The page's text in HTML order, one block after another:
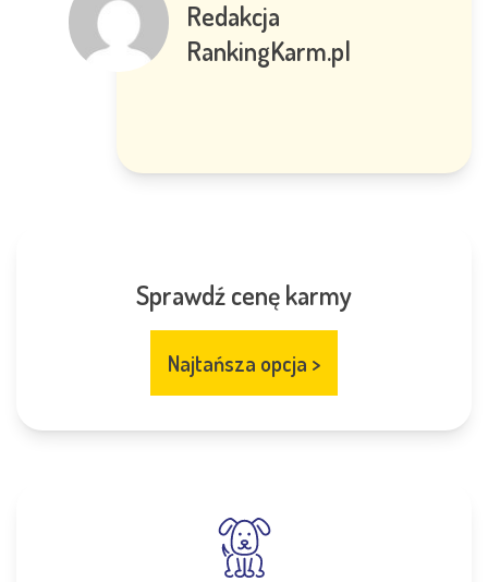
Redakcja
RankingKarm.pl
Sprawdź cenę karmy
Najtańsza opcja >